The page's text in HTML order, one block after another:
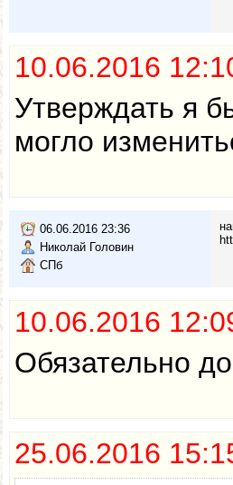
10.06.2016
Утверждать я
могло
06.06.2016 23:36
Николай Головин
СПб
10.06.2016
Обязательно
25.06.2016